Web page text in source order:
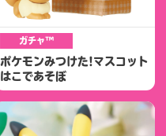
ガチャ™
ポケモンみつけた!マスコット
はこであそぼ